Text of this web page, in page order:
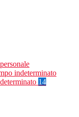
indeterminato
14